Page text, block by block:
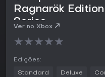
Ragnarök
Series
Ver no Xbox
★★★★★
Edições:
Standard Deluxe